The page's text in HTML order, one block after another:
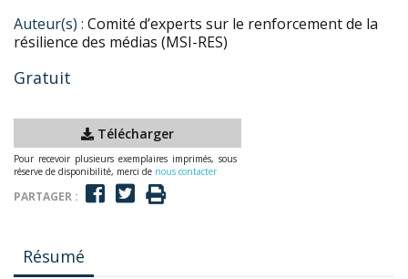
Auteur(s) : Comité d’experts sur le renforcement de la
résilience des médias (MSI-RES)
Gratuit
Télécharger
Pour recevoir plusieurs exemplaires imprimés, sous
réserve de disponibilité, merci de nous contacter
PARTAGER :
Résumé